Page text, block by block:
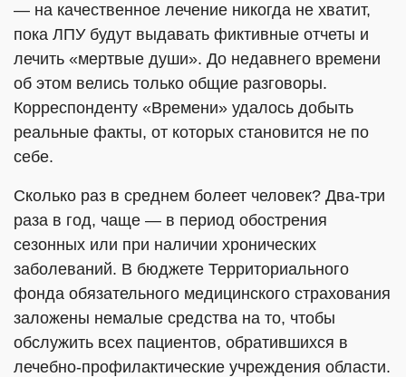
— на качественное лечение никогда не хватит,
пока ЛПУ будут выдавать фиктивные отчеты и
лечить «мертвые души». До недавнего времени
об этом велись только общие разговоры.
Корреспонденту «Времени» удалось добыть
реальные факты, от которых становится не по
себе.
Сколько раз в среднем болеет человек? Два-три
раза в год, чаще — в период обострения
сезонных или при наличии хронических
заболеваний. В бюджете Территориального
фонда обязательного медицинского страхования
заложены немалые средства на то, чтобы
обслужить всех пациентов, обратившихся в
лечебно-профилактические учреждения области.